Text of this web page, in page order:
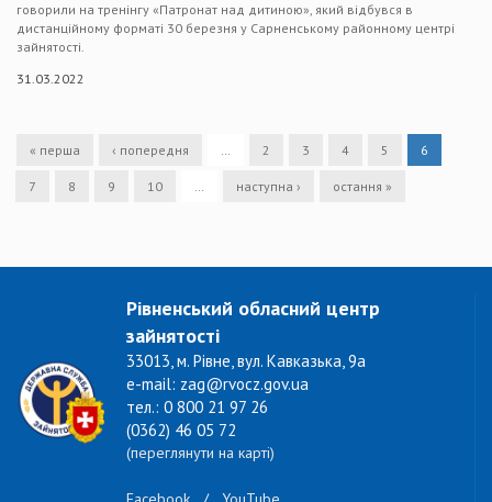
говорили на тренінгу «Патронат над дитиною», який відбувся в
дистанційному форматі 30 березня у Сарненському районному центрі
зайнятості.
31.03.2022
« перша ‹ попередня … 2 3 4 5 6
7 8 9 10 … наступна › остання »
Рівненський обласний центр
зайнятості
33013, м. Рівне, вул. Кавказька, 9а
e-mail: zag@rvocz.gov.ua
тел.: 0 800 21 97 26
(0362) 46 05 72
(переглянути на карті)